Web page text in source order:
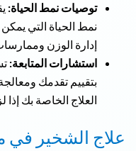
توصيات نمط الحياة:
نمط الحياة التي
إدارة الوزن
استشارات المتابعة:
بتقييم تقدمك
العلاج الخاصة بك إذا
علاج الشخير